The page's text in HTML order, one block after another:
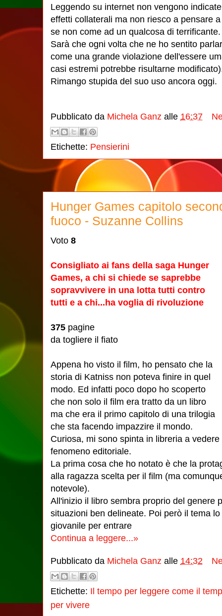
Leggendo su internet non vengono
effetti collaterali ma non riesco a pensare
se non come ad un qualcosa di terrificante.
Sarà che ogni volta che ne ho sentito
come una grande violazione dell'essere
casi estremi potrebbe risultarne
Rimango stupida del suo uso ancora oggi.
Pubblicato da Michela Ganz alle 16:37
Etichette: Pensierini
Hunger Games capitolo
fuoco - Suzanne Collins
Voto 8
Consigliato ai fans della saga Hunger
Games, a chi si chiede se saprebbe
sopravvivere in una lotta tutti contro
tutti e a chi...ha voglia di rivoluzione
375 pagine
da togliere il fiato
Appena ho visto il film, ho pensato che la
storia di Katniss non poteva finire in quel
modo. Ed infatti poco dopo ho scoperto
che non solo il film era tratto da un libro
ma che era il primo capitolo di una trilogia
che sta facendo impazzire il mondo.
Curiosa, mi sono spinta in libreria a
fenomeno editoriale.
La prima cosa che ho notato è che la
alla ragazza scelta per il film (ma
notevole).
All'inizio il libro sembra proprio del genere
situazioni ben delineate. Poi però il tema
giovanile per entrare
Continua a leggere...»
Pubblicato da Michela Ganz alle 14:32
Etichette: Il tempo per leggere come il
per vivere